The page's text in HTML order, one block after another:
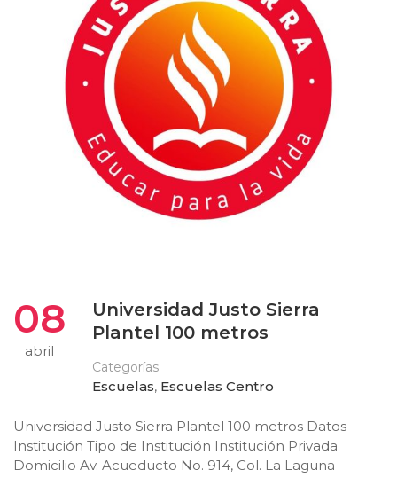
08
abril
Universidad Justo Sierra
Plantel 100 metros
Categorías
Escuelas, Escuelas Centro
Universidad Justo Sierra Plantel 100 metros Datos
Institución Tipo de Institución Institución Privada
Domicilio Av. Acueducto No. 914, Col. La Laguna